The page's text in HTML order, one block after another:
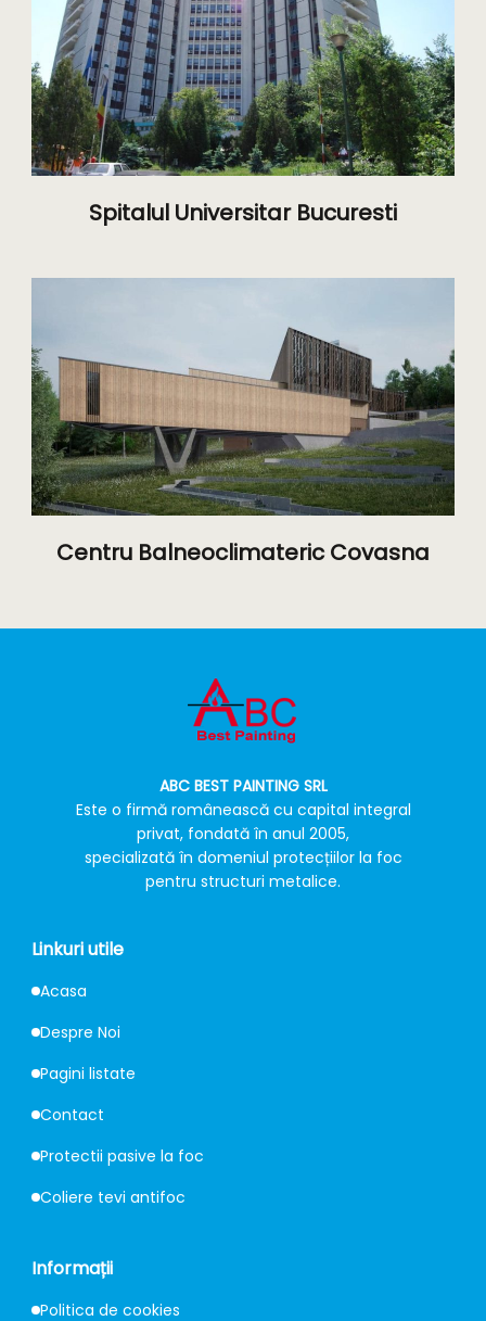
Spitalul Universitar Bucuresti
Centru Balneoclimateric Covasna
ABC BEST PAINTING SRL
Este o firmă românească cu capital integral
privat, fondată în anul 2005,
specializată în domeniul protecțiilor la foc
pentru structuri metalice.
Linkuri utile
Acasa
Despre Noi
Pagini listate
Contact
Protectii pasive la foc
Coliere tevi antifoc
Informații
Politica de cookies